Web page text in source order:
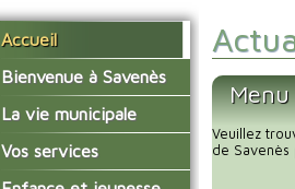
Accueil
Bienvenue à Savenès
Situer Savenès
Savenès en chiffre
L'histoire du village
La vie municipale
Vos élus
Les compte-rendus du
Vos services
La mairie
Veuillez
de Savenès